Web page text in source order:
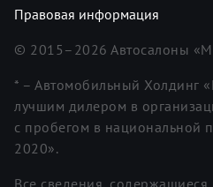
Правовая информация
© 2015– 2026 Автосалоны
* – Автомобильный Холдинг
лучшим дилером в
с пробегом в национальной
2020».